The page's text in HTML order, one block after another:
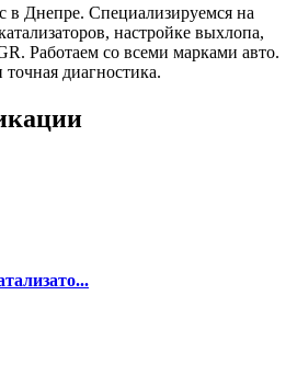
в Днепре. Специализируемся на
настройке выхлопа,
Работаем со всеми марками авто.
диагностика.